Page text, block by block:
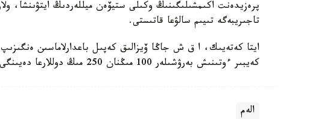
پرەزيدەنت اكىمشىلىگىنىڭ وكىلى ستيۆەن ميللەردىڭ ايتۋىنشا،
تاجىريبەگە تىيىم سالۋعا قاتىستى.
ايتا كەتەيىك، ا ق ش جاڭا ۆيزالىق كەپىل باعدارلاماسىن
كەيبىر ءوتىنىش بەرۋشىلەر 100 مىڭنان 250 مىڭ دوللارعا دەيىنگى كولەمدە دەپوزيت سالۋى ءتيىس.
الەم